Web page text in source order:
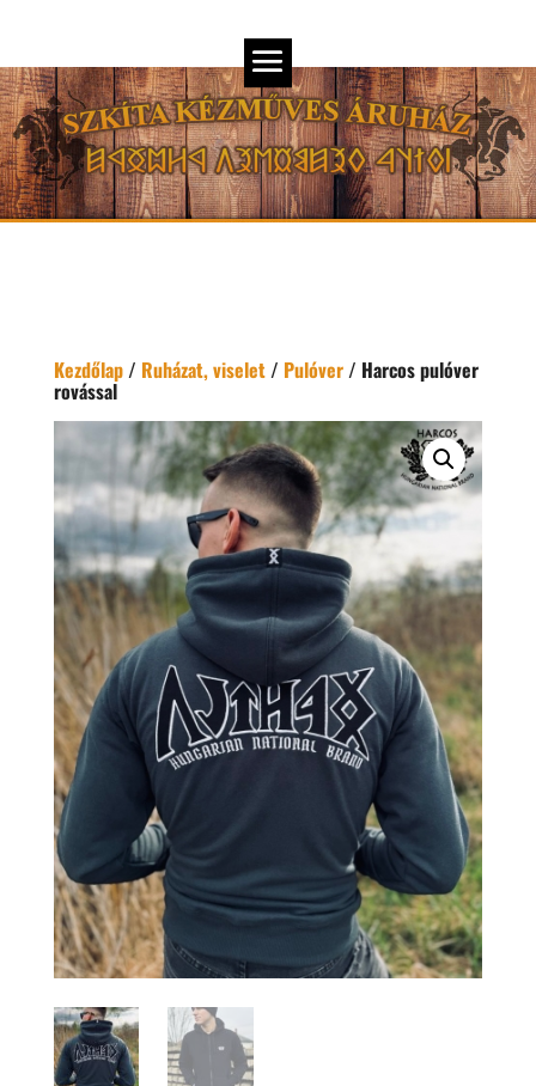
Kezdőlap/ Ruházat, viselet/ Pulóver/ Harcos pulóver
rovással